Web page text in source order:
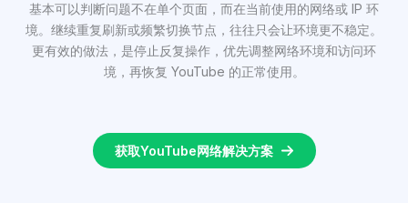
基本可以判断问题不在单个页面，而在当前使用的网络或 IP 环
境。继续重复刷新或频繁切换节点，往往只会让环境更不稳定。
更有效的做法，是停止反复操作，优先调整网络环境和访问环
境，再恢复 YouTube 的正常使用。
获取YouTube网络解决方案